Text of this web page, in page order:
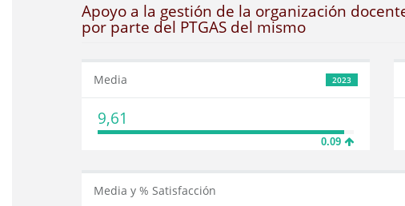
Apoyo a la gestión de la organización
por parte del PTGAS del mismo
2023
Media
9,61
0.09
Media y % Satisfacción